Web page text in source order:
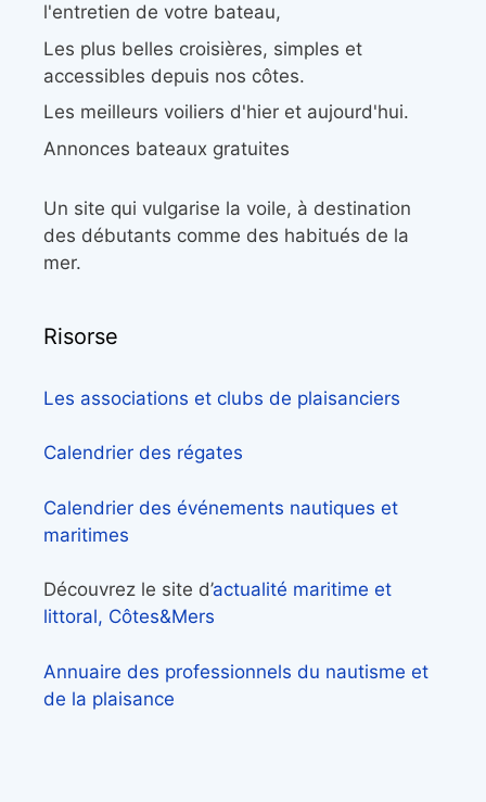
l'entretien de votre bateau,
Les plus belles croisières, simples et
accessibles depuis nos côtes.
Les meilleurs voiliers d'hier et aujourd'hui.
Annonces bateaux gratuites
Un site qui vulgarise la voile, à destination
des débutants comme des habitués de la
mer.
Risorse
Les associations et clubs de plaisanciers
Calendrier des régates
Calendrier des événements nautiques et
maritimes
Découvrez le site d’actualité maritime et
littoral, Côtes&Mers
Annuaire des professionnels du nautisme et
de la plaisance